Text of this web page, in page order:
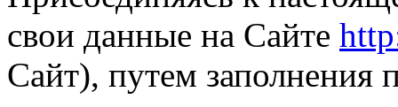
свои данные на Сайте
Сайт), путем заполнения